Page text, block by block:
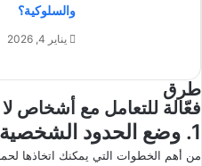
والسلوكية؟
يناير 4, 2026
طرق
فعّالة للتعامل مع أشخاص
1. وضع الحدود الشخصية
من أهم الخطوات التي يمكنك اتخاذها